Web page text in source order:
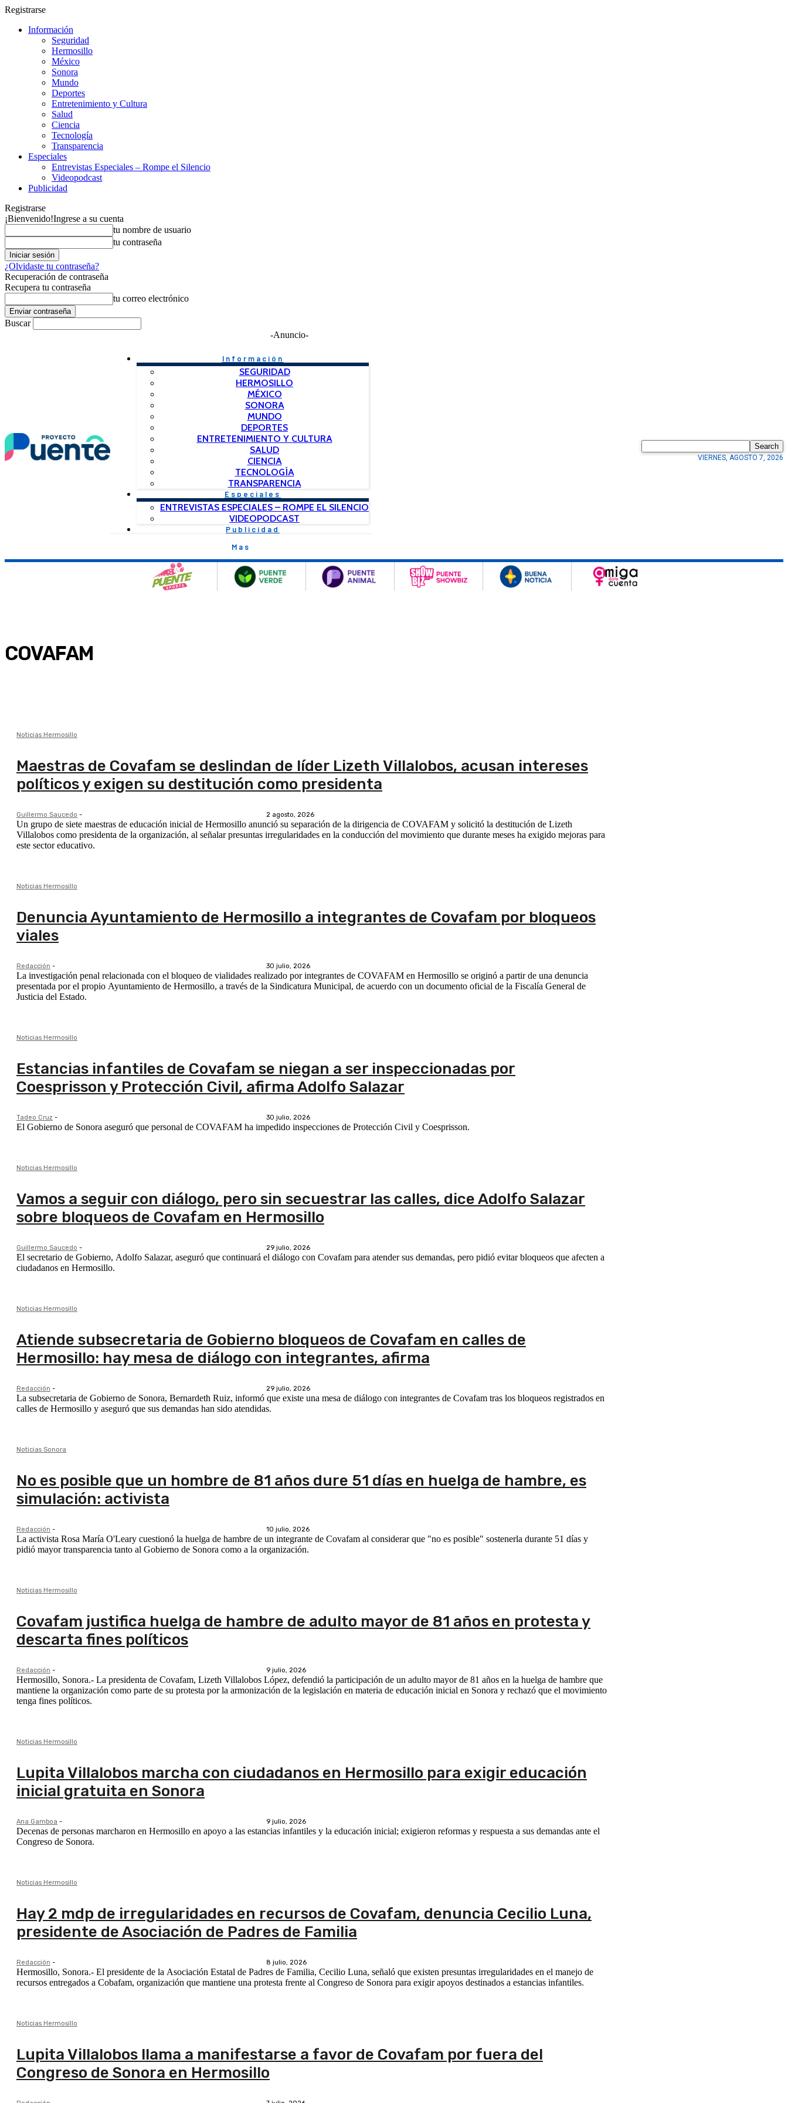
Registrarse
Información
Seguridad
Hermosillo
México
Sonora
Mundo
Deportes
Entretenimiento y Cultura
Salud
Ciencia
Tecnología
Transparencia
Especiales
Entrevistas Especiales – Rompe el Silencio
Videopodcast
Publicidad
Registrarse
¡Bienvenido!Ingrese a su cuenta
tu nombre de usuario
tu contraseña
¿Olvidaste tu contraseña?
Recuperación de contraseña
Recupera tu contraseña
tu correo electrónico
Buscar
-Anuncio-
Información
SEGURIDAD
HERMOSILLO
MÉXICO
SONORA
MUNDO
DEPORTES
ENTRETENIMIENTO Y CULTURA
SALUD
CIENCIA
TECNOLOGÍA
TRANSPARENCIA
Especiales
ENTREVISTAS ESPECIALES – ROMPE EL SILENCIO
VIDEOPODCAST
Publicidad
Mas
Search
VIERNES, AGOSTO 7, 2026
COVAFAM
Noticias Hermosillo
Maestras de Covafam se deslindan de líder Lizeth Villalobos, acusan intereses
políticos y exigen su destitución como presidenta
Guillermo Saucedo - 2 agosto, 2026
Un grupo de siete maestras de educación inicial de Hermosillo anunció su separación de la dirigencia de COVAFAM y solicitó la destitución de Lizeth
Villalobos como presidenta de la organización, al señalar presuntas irregularidades en la conducción del movimiento que durante meses ha exigido mejoras para
este sector educativo.
Noticias Hermosillo
Denuncia Ayuntamiento de Hermosillo a integrantes de Covafam por bloqueos
viales
Redacción - 30 julio, 2026
La investigación penal relacionada con el bloqueo de vialidades realizado por integrantes de COVAFAM en Hermosillo se originó a partir de una denuncia
presentada por el propio Ayuntamiento de Hermosillo, a través de la Sindicatura Municipal, de acuerdo con un documento oficial de la Fiscalía General de
Justicia del Estado.
Noticias Hermosillo
Estancias infantiles de Covafam se niegan a ser inspeccionadas por
Coesprisson y Protección Civil, afirma Adolfo Salazar
Tadeo Cruz - 30 julio, 2026
El Gobierno de Sonora aseguró que personal de COVAFAM ha impedido inspecciones de Protección Civil y Coesprisson.
Noticias Hermosillo
Vamos a seguir con diálogo, pero sin secuestrar las calles, dice Adolfo Salazar
sobre bloqueos de Covafam en Hermosillo
Guillermo Saucedo - 29 julio, 2026
El secretario de Gobierno, Adolfo Salazar, aseguró que continuará el diálogo con Covafam para atender sus demandas, pero pidió evitar bloqueos que afecten a
ciudadanos en Hermosillo.
Noticias Hermosillo
Atiende subsecretaria de Gobierno bloqueos de Covafam en calles de
Hermosillo: hay mesa de diálogo con integrantes, afirma
Redacción - 29 julio, 2026
La subsecretaria de Gobierno de Sonora, Bernardeth Ruiz, informó que existe una mesa de diálogo con integrantes de Covafam tras los bloqueos registrados en
calles de Hermosillo y aseguró que sus demandas han sido atendidas.
Noticias Sonora
No es posible que un hombre de 81 años dure 51 días en huelga de hambre, es
simulación: activista
Redacción - 10 julio, 2026
La activista Rosa María O'Leary cuestionó la huelga de hambre de un integrante de Covafam al considerar que "no es posible" sostenerla durante 51 días y
pidió mayor transparencia tanto al Gobierno de Sonora como a la organización.
Noticias Hermosillo
Covafam justifica huelga de hambre de adulto mayor de 81 años en protesta y
descarta fines políticos
Redacción - 9 julio, 2026
Hermosillo, Sonora.- La presidenta de Covafam, Lizeth Villalobos López, defendió la participación de un adulto mayor de 81 años en la huelga de hambre que
mantiene la organización como parte de su protesta por la armonización de la legislación en materia de educación inicial en Sonora y rechazó que el movimiento
tenga fines políticos.
Noticias Hermosillo
Lupita Villalobos marcha con ciudadanos en Hermosillo para exigir educación
inicial gratuita en Sonora
Ana Gamboa - 9 julio, 2026
Decenas de personas marcharon en Hermosillo en apoyo a las estancias infantiles y la educación inicial; exigieron reformas y respuesta a sus demandas ante el
Congreso de Sonora.
Noticias Hermosillo
Hay 2 mdp de irregularidades en recursos de Covafam, denuncia Cecilio Luna,
presidente de Asociación de Padres de Familia
Redacción - 8 julio, 2026
Hermosillo, Sonora.- El presidente de la Asociación Estatal de Padres de Familia, Cecilio Luna, señaló que existen presuntas irregularidades en el manejo de
recursos entregados a Cobafam, organización que mantiene una protesta frente al Congreso de Sonora para exigir apoyos destinados a estancias infantiles.
Noticias Hermosillo
Lupita Villalobos llama a manifestarse a favor de Covafam por fuera del
Congreso de Sonora en Hermosillo